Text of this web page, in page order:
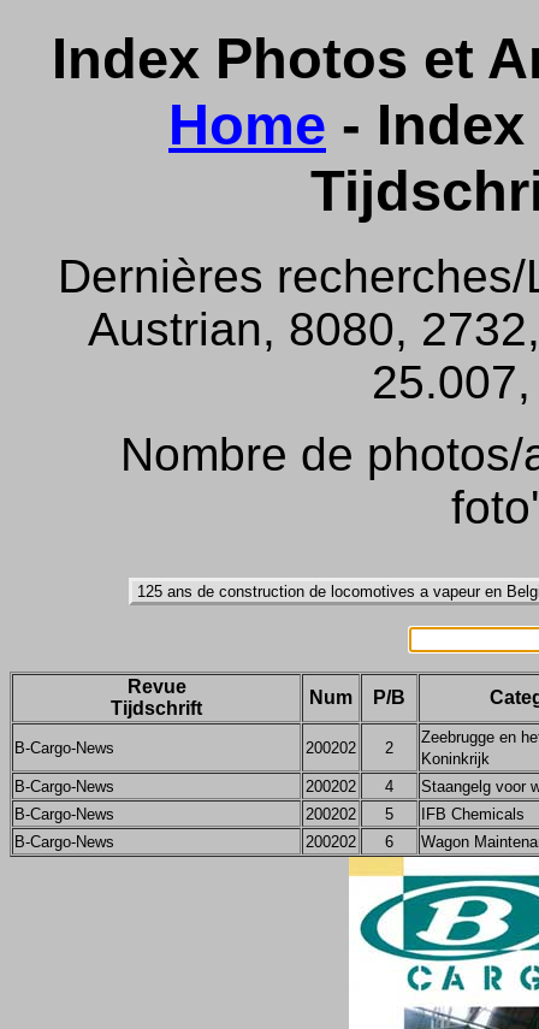
Index Photos et
Home -
Dernières
Austrian, 8080,
Nombre de
Revue
Tijdschrift
Num P/B
B-Cargo-News 200202 2
Zeebrugge en
Koninkrijk
B-Cargo-News
200202 4
Staangelg voor
B-Cargo-News
200202 5
IFB Chemicals
B-Cargo-News
200202 6 Wagon